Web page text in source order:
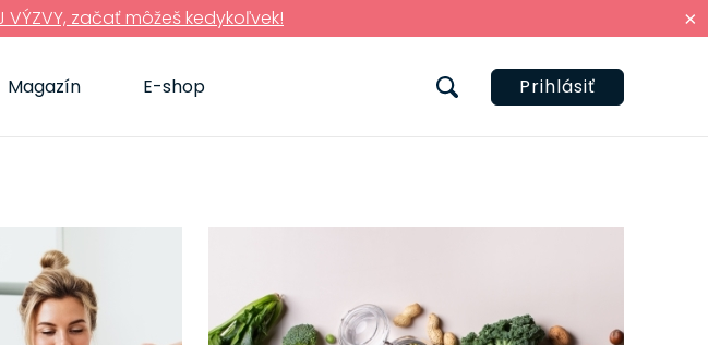
×
VÝZVY, začať môžeš kedykoľvek!
Prihlásiť
Magazín E-shop